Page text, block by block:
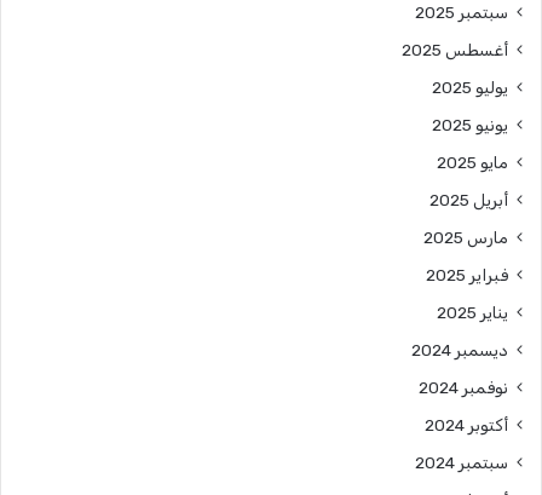
سبتمبر 2025
أغسطس 2025
يوليو 2025
يونيو 2025
مايو 2025
أبريل 2025
مارس 2025
فبراير 2025
يناير 2025
ديسمبر 2024
نوفمبر 2024
أكتوبر 2024
سبتمبر 2024